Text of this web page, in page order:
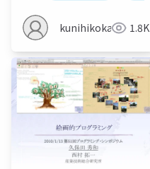
kunihikokaneko1.8K